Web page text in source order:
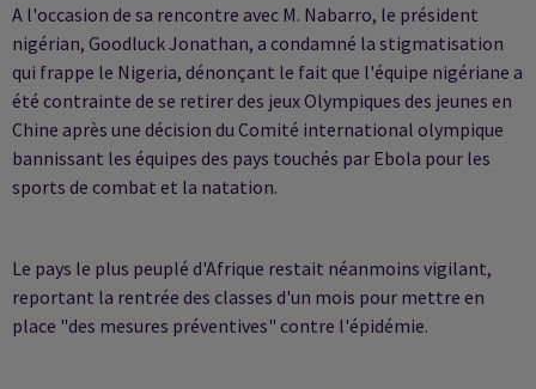
A l'occasion de sa rencontre avec M. Nabarro, le président
nigérian, Goodluck Jonathan, a condamné la stigmatisation
qui frappe le Nigeria, dénonçant le fait que l'équipe nigériane a
été contrainte de se retirer des jeux Olympiques des jeunes en
Chine après une décision du Comité international olympique
bannissant les équipes des pays touchés par Ebola pour les
sports de combat et la natation.
Le pays le plus peuplé d'Afrique restait néanmoins vigilant,
reportant la rentrée des classes d'un mois pour mettre en
place "des mesures préventives" contre l'épidémie.